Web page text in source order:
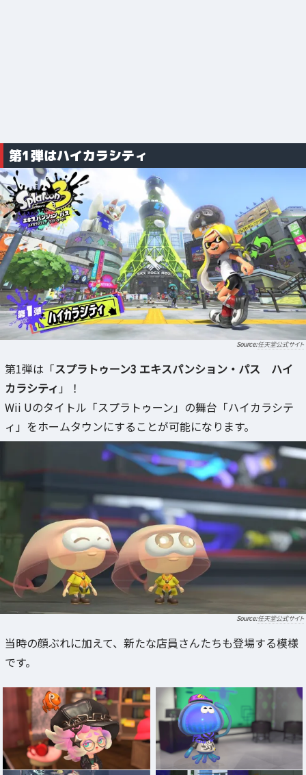
第1弾はハイカラシティ
任天堂公式サイト
第1弾は「スプラトゥーン3 エキスパンション・パス ハイ
カラシティ 」！
Wii Uのタイトル「スプラトゥーン」の舞台「ハイカラシテ
ィ」をホームタウンにすることが可能になります。
任天堂公式サイト
当時の顔ぶれに加えて、新たな店員さんたちも登場する模様
です。